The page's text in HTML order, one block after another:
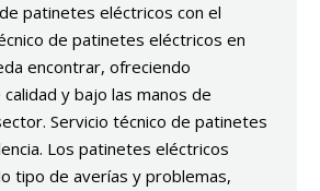
patinetes eléctricos con el
de patinetes eléctricos en
encontrar, ofreciendo
y bajo las manos de
Servicio técnico de patinetes
Los patinetes eléctricos
tipo de averías y problemas,